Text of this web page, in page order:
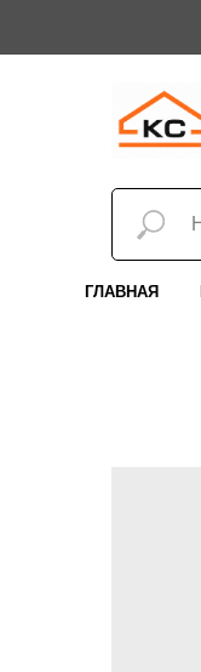
ГЛАВНАЯ